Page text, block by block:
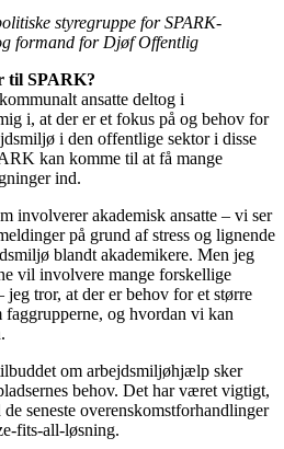
styregruppe for SPARK-
formand for Djøf Offentlig
til SPARK?
ansatte deltog i
i, at der er et fokus på og behov for
i den offentlige sektor i disse
kan komme til at få mange
ind.
involverer akademisk ansatte – vi ser
på grund af stress og lignende
blandt akademikere. Men jeg
vil involvere mange forskellige
tror, at der er behov for et større
faggrupperne, og hvordan vi kan
om arbejdsmiljøhjælp sker
behov. Det har været vigtigt,
seneste overenskomstforhandlinger
fits-all-løsning.